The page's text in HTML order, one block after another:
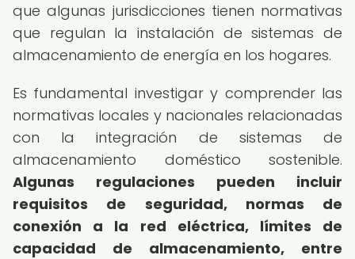
que algunas jurisdicciones tienen normativas
que regulan la instalación de sistemas de
almacenamiento de energía en los hogares.
Es fundamental investigar y comprender las
normativas locales y nacionales relacionadas
con la integración de sistemas de
almacenamiento doméstico sostenible.
Algunas regulaciones pueden incluir
requisitos de seguridad, normas de
conexión a la red eléctrica, límites de
capacidad de almacenamiento, entre